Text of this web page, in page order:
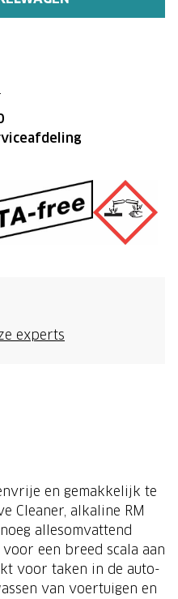
experts
en gemakkelijk te
Cleaner, alkaline RM
allesomvattend
een breed scala aan
voor taken in de auto-
van voertuigen en